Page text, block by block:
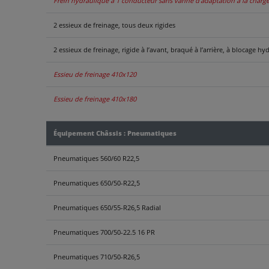
2 essieux de freinage, tous deux rigides
2 essieux de freinage, rigide à l’avant, braqué à l’arrière, à blocage
Essieu de freinage 410x120
Essieu de freinage 410x180
Équipement Châssis : Pneumatiques
Pneumatiques 560/60 R22,5
Pneumatiques 650/50-R22,5
Pneumatiques 650/55-R26,5 Radial
Pneumatiques 700/50-22.5 16 PR
Pneumatiques 710/50-R26,5